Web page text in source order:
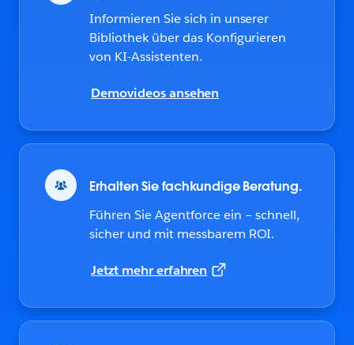
Informieren Sie sich in unserer
Bibliothek über das Konfigurieren
von KI-Assistenten.
Demovideos ansehen
Erhalten Sie fachkundige Beratung.
Führen Sie Agentforce ein – schnell,
sicher und mit messbarem ROI.
Jetzt mehr erfahren